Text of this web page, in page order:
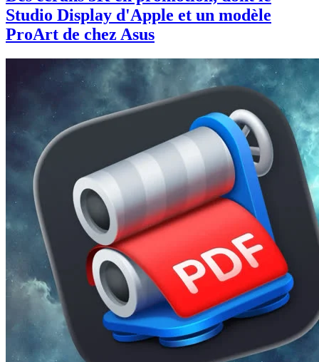
Studio Display d'Apple et un modèle
ProArt de chez Asus